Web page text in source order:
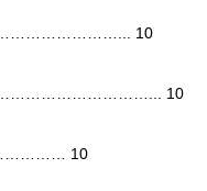
10
10
10